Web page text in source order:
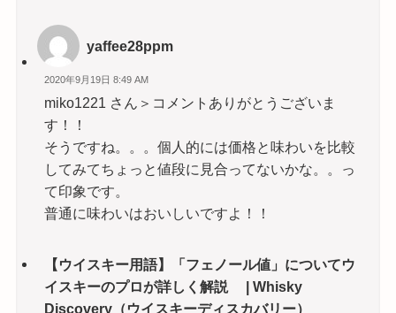
yaffee28ppm
2020年9月19日 8:49 AM
miko1221 さん＞コメントありがとうございま
す！！
そうですね。。。個人的には価格と味わいを比較
してみてちょっと値段に見合ってないかな。。っ
て印象です。
普通に味わいはおいしいですよ！！
【ウイスキー用語】「フェノール値」についてウ
イスキーのプロが詳しく解説 | Whisky
Discovery（ウイスキーディスカバリー）